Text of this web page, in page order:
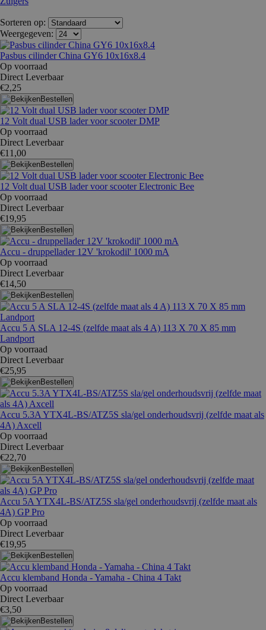
Sorteren op:
Weergegeven:
Pasbus cilinder China GY6 10x16x8.4
Op voorraad
Direct Leverbaar
€2,25
Bestellen
12 Volt dual USB lader voor scooter DMP
Op voorraad
Direct Leverbaar
€11,00
Bestellen
12 Volt dual USB lader voor scooter Electronic Bee
Op voorraad
Direct Leverbaar
€19,95
Bestellen
Accu - druppellader 12V 'krokodil' 1000 mA
Op voorraad
Direct Leverbaar
€14,50
Bestellen
Accu 5 A SLA 12-4S (zelfde maat als 4 A) 113 X 70 X 85 mm
Landport
Op voorraad
Direct Leverbaar
€25,95
Bestellen
Accu 5.3A YTX4L-BS/ATZ5S sla/gel onderhoudsvrij (zelfde maat als
4A) Axcell
Op voorraad
Direct Leverbaar
€22,70
Bestellen
Accu 5A YTX4L-BS/ATZ5S sla/gel onderhoudsvrij (zelfde maat als
4A) GP Pro
Op voorraad
Direct Leverbaar
€19,95
Bestellen
Accu klemband Honda - Yamaha - China 4 Takt
Op voorraad
Direct Leverbaar
€3,50
Bestellen